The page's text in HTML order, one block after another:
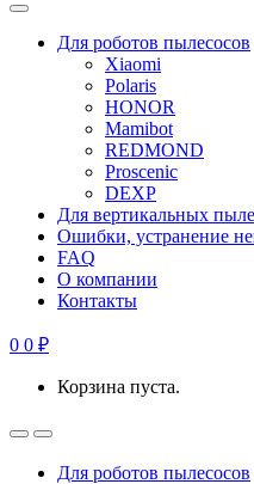
Для роботов пылесосов
Xiaomi
Polaris
HONOR
Mamibot
REDMOND
Proscenic
DEXP
Для вертикальных
Ошибки, устранение
FAQ
О компании
Контакты
0 0 ₽
Корзина пуста.
Для роботов пылесосов